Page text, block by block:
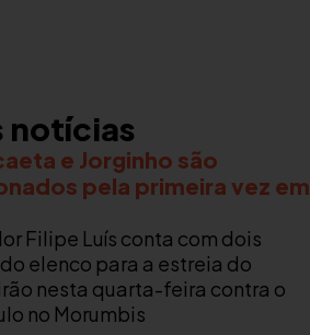
notícias
e Jorginho são
pela primeira vez em
Filipe Luís conta com dois
elenco para a estreia do
nesta quarta-feira contra o
no Morumbis